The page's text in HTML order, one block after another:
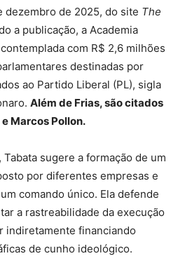
dezembro de 2025, do site The
a publicação, a Academia
com R$ 2,6 milhões
destinadas por
ao Partido Liberal (PL), sigla
Além de Frias, são citados
Marcos Pollon.
sugere a formação de um
por diferentes empresas e
comando único. Ela defende
a rastreabilidade da execução
indiretamente financiando
de cunho ideológico.